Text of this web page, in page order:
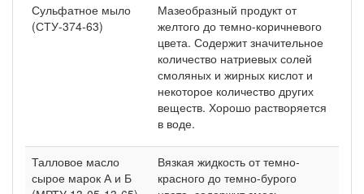
Сульфатное мыло
(СТУ-374-63)
Мазеобразный продукт от
желтого до темно-коричневого
цвета. Содержит значительное
количество натриевых солей
смоляных и жирных кислот и
некоторое количество других
веществ. Хорошо растворяется
в воде.
Талловое масло
сырое марок А и Б
Вязкая жидкость от темно-
красного до темно-бурого